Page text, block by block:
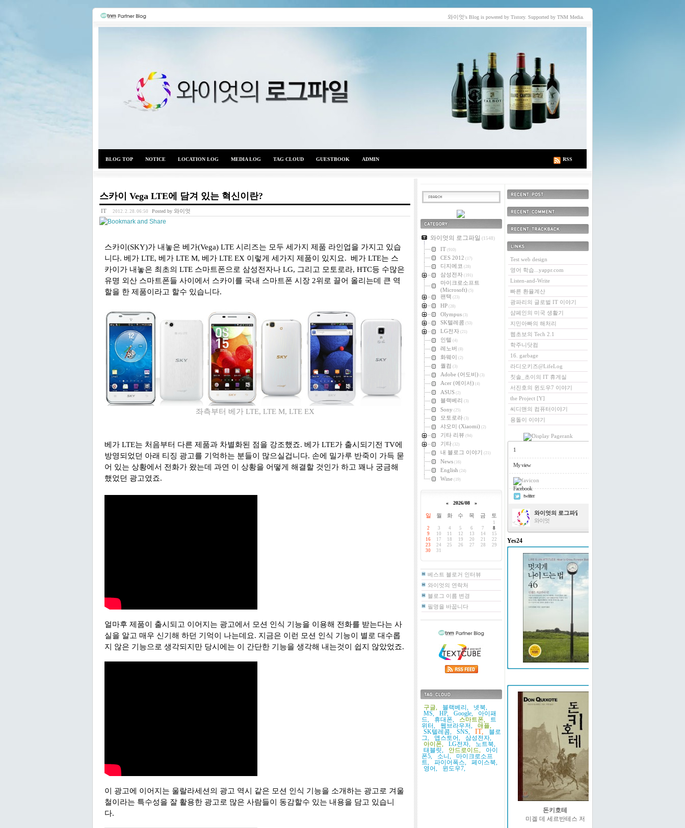
와이엇's Blog is powered by Tistory. Supported by TNM Media.
BLOG TOP NOTICE LOCATION LOG MEDIA LOG TAG CLOUD GUESTBOOK ADMIN RSS
스카이 Vega LTE에 담겨 있는 혁신이란?
IT 2012. 2. 28. 06:50 Posted by 와이엇
스카이(SKY)가 내놓은 베가(Vega) LTE 시리즈는 모두 세가지 제품 라인업을 가지고 있습
니다. 베가 LTE, 베가 LTE M, 베가 LTE EX 이렇게 세가지 제품이 있지요. 베가 LTE는 스
카이가 내놓은 최초의 LTE 스마트폰으로 삼성전자나 LG, 그리고 모토로라, HTC등 수많은
유명 외산 스마트폰들 사이에서 스카이를 국내 스마트폰 시장 2위로 끌어 올리는데 큰 역
할을 한 제품이라고 할수 있습니다.
좌측부터 베가 LTE, LTE M, LTE EX
베가 LTE는 처음부터 다른 제품과 차별화된 점을 강조했죠. 베가 LTE가 출시되기전 TV에
방영되었던 아래 티징 광고를 기억하는 분들이 많으실겁니다. 손에 밀가루 반죽이 가득 묻
어 있는 상황에서 전화가 왔는데 과연 이 상황을 어떻게 해결할 것인가 하고 꽤나 궁금해
했었던 광고였죠.
얼마후 제품이 출시되고 이어지는 광고에서 모션 인식 기능을 이용해 전화를 받는다는 사
실을 알고 매우 신기해 하던 기억이 나는데요. 지금은 이런 모션 인식 기능이 별로 대수롭
지 않은 기능으로 생각되지만 당시에는 이 간단한 기능을 생각해 내는것이 쉽지 않았었죠.
이 광고에 이어지는 울랄라세션의 광고 역시 같은 모션 인식 기능을 소개하는 광고로 겨울
철이라는 특수성을 잘 활용한 광고로 많은 사람들이 동감할수 있는 내용을 담고 있습니
다.
카테고리
와이엇의 로그파일 (1548)
IT (910)
CES 2012 (17)
디지에코 (28)
삼성전자 (191)
마이크로소프트
(Microsoft) (5)
팬택 (23)
HP (28)
Olympus (3)
SK텔레콤 (53)
LG전자 (21)
인텔 (4)
레노버 (8)
화웨이 (2)
퀄컴 (3)
Adobe (어도비) (3)
Acer (에이서) (4)
ASUS (2)
블랙베리 (3)
Sony (25)
모토로라 (3)
샤오미 (Xiaomi) (2)
기타 리뷰 (94)
기타 (32)
내 블로그 이야기 (21)
News (16)
English (24)
Wine (19)
« 2026/08 »
일 월 화 수 목 금 토
1
2
3 4 5 6 7
8
9
10 11 12 13 14
15
16
17 18 19 20 21
22
23
24 25 26 27 28
29
30
31
베스트 블로거 인터뷰
와이엇의 연락처
블로그 이름 변경
필명을 바꿉니다
태그목록
구글, 블랙베리,
넷북,
MS,
HP, Google,
아이패
드,
휴대폰, 스마트폰,
트
위터,
웹브라우저,
애플,
SK텔레콤,
SNS, IT,
블로
그,
앱스토어,
삼성전자,
아이폰,
LG전자,
노트북,
태블릿,
안드로이드,
아이
폰5,
소니,
마이크로소프
트,
파이어폭스,
페이스북,
영어,
윈도우7,
링크
Test web design
영어 학습...yappr.com
Listen-and-Write
빠른 환율계산
광파리의 글로벌 IT 이야기
샴페인의 미국 생활기
지민아빠의 해처리
웹초보의 Tech 2.1
학주니닷컴
16. garbage
라디오키즈@LifeLog
칫솔_초이의 IT 휴게실
서진호의 윈도우7 이야기
the Project [Y]
씨디맨의 컴퓨터이야기
용돌이 이야기
1
My view
Facebook
twitter
와이엇의 로그파일
와이엇
Yes24
돈키호테
미겔 데 세르반테스 저